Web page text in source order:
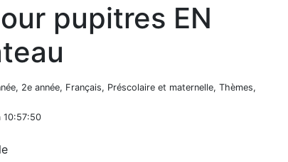
pupitres EN
2e année, Français, Préscolaire et maternelle, Thèmes,
10:57:50